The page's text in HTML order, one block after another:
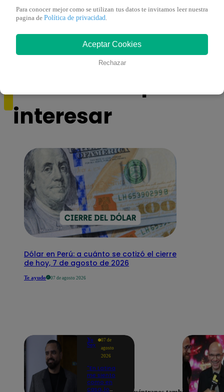
LATINA
interesar
Dólar en Perú: a cuánto se cotizó el cierre
de hoy, 7 de agosto de 2026
Te ayudo 07 de agosto 2026
Yo
Soy
07 de
agosto
2026
"En Latina
me siento
como en
casa, lo
Para conocer mejor como se utilizan tus datos te invitamos leer nuestra
pagina de Política de privacidad.
Aceptar Cookies
Rechazar